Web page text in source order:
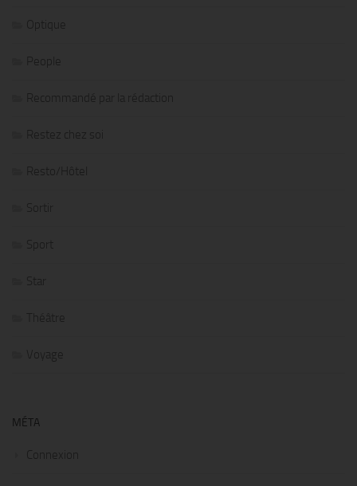
Optique
People
Recommandé par la rédaction
Restez chez soi
Resto/Hôtel
Sortir
Sport
Star
Théâtre
Voyage
MÉTA
Connexion